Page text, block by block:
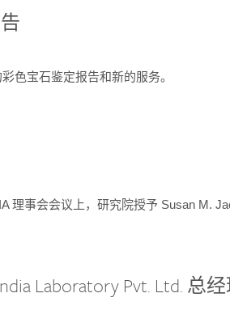
色宝石鉴定报告和新的服务。
理事会会议上，研究院授予 Susan M.
Laboratory Pvt. Ltd. 总